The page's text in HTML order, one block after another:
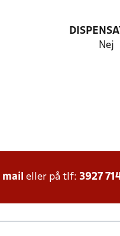
Nej
mail eller på tlf: 3927